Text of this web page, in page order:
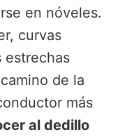
en nóveles.
curvas
estrechas
de la
más
al dedillo